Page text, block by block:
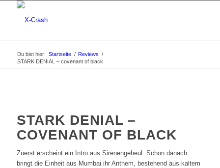
Du bist hier: Startseite / Reviews /
STARK DENIAL – covenant of black
STARK DENIAL –
COVENANT OF BLACK
Zuerst erscheint ein Intro aus Sirenengeheul. Schon danach
bringt die Einheit aus Mumbai ihr Anthem, bestehend aus kaltem